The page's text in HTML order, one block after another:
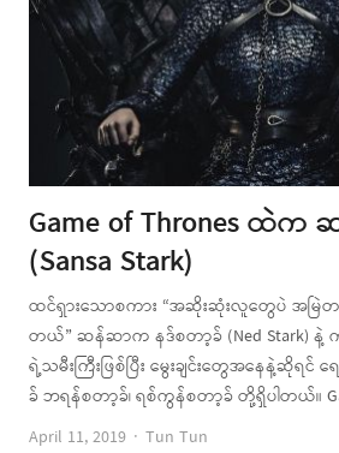
Game of Thrones ထဲ
(Sansa Stark)
ထင်ရှားသောစကား “အဆိုးဆုံးလူတွေပဲ အမ
တယ်” ဆန်ဆာက နဒ်စတာ့ခ် (Ned Stark)
ရဲ့သမီးကြီးဖြစ်ပြီး မွေးချင်းတွေအနေနဲ့ဆိုရ
ခ် ဘရန်စတာ့ခ်၊ ရစ်ကွန်စတာ့ခ် တို့ရှိပါတယ်။
April 11, 2019
Author
Tun Tun